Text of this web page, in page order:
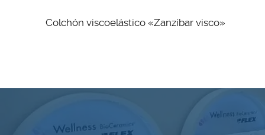
Colchón viscoelástico «Zanzíbar visco»